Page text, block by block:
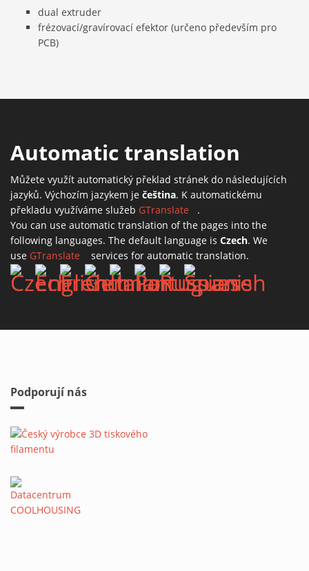
dual extruder
frézovací/gravírovací efektor (určeno především pro
PCB)
Automatic translation
Můžete využít automatický překlad stránek do následujících
jazyků. Výchozím jazykem je čeština. K automatickému
překladu využíváme služeb GTranslate (link is external)
.
You can use automatic translation of the pages into the
following languages. The default language is Czech. We
use GTranslate (link is external)
services for automatic translation.
Podporují nás